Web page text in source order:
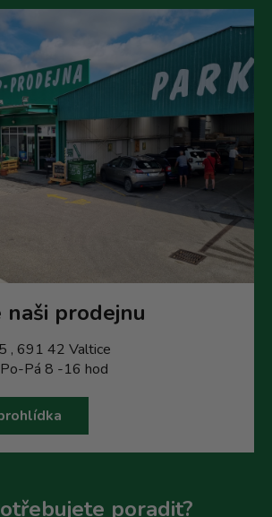
naši prodejnu
, 691 42 Valtice
Pá 8 -16 hod
poradit?